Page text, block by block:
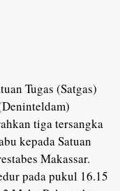
Tugas (Satgas)
tiga tersangka
kepada Satuan
Makassar.
pada pukul 16.15